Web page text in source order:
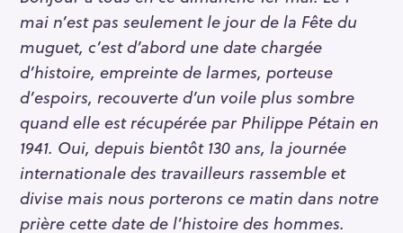
mai n’est pas seulement le jour de la Fête du
muguet, c’est d’abord une date chargée
d’histoire, empreinte de larmes, porteuse
d’espoirs, recouverte d’un voile plus sombre
quand elle est récupérée par Philippe Pétain en
1941. Oui, depuis bientôt 130 ans, la journée
internationale des travailleurs rassemble et
divise mais nous porterons ce matin dans notre
prière cette date de l’histoire des hommes.